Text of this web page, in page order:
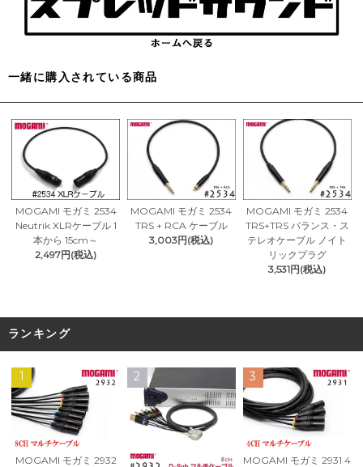
一緒に購入されている商品
MOGAMI モガミ 2534
Neutrik XLRケーブル 1
本から 15cm～
2,497円(税込)
MOGAMI モガミ 2534
TRS + RCA ケーブル
3,003円(税込)
MOGAMI モガミ 2534
TRS+TRS バランス・ス
テレオケーブル ノイト
リックプラグ
3,531円(税込)
ランキング
1
MOGAMI モガミ 2932
2 3
MOGAMI モガミ 2931 4